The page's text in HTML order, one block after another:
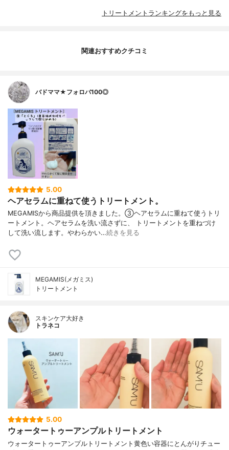
トリートメントランキングをもっと見る
関連おすすめクチコミ
バドママ★フォロバ100◎
5.00
ヘアセラムに重ねて使うトリートメント。
MEGAMISから商品提供を頂きました。③ヘアセラムに重ねて使うトリ
ートメント。ヘアセラムを洗い流さずに、 トリートメントを重ねづけ
して洗い流します。やわらかい…続きを見る
MEGAMIS(メガミス)
トリートメント
スキンケア大好き
トラネコ
5.00
ウォータートゥーアンプルトリートメント
ウォータートゥーアンプルトリートメント黄色い容器にとんがりチュー